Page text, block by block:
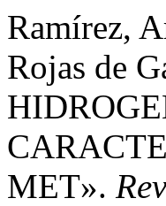
Ramírez,
Rojas de
MET».